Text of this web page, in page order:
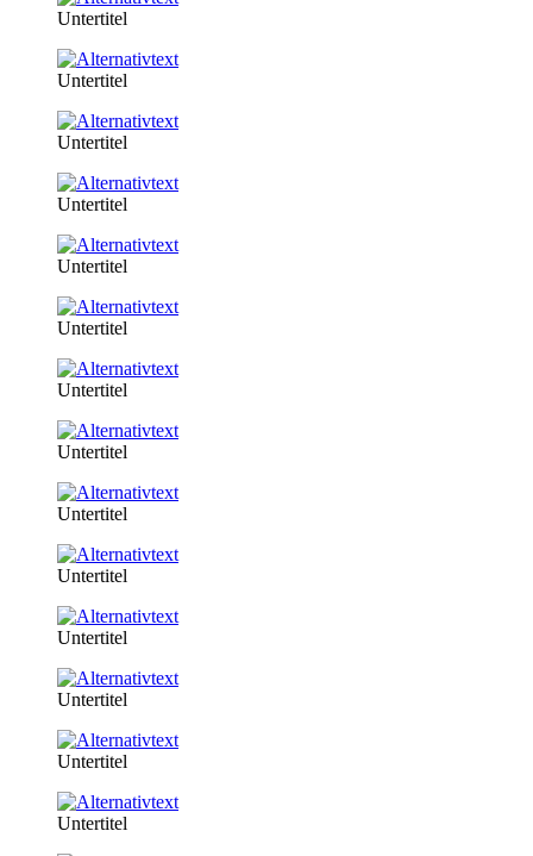
Untertitel
Untertitel
Untertitel
Untertitel
Untertitel
Untertitel
Untertitel
Untertitel
Untertitel
Untertitel
Untertitel
Untertitel
Untertitel
Untertitel